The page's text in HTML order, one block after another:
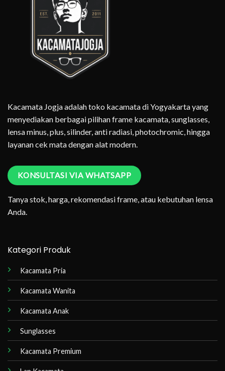
Kacamata Jogja adalah toko kacamata di Yogyakarta yang
menyediakan berbagai pilihan frame kacamata, sunglasses,
lensa minus, plus, silinder, anti radiasi, photochromic, hingga
layanan cek mata dengan alat modern.
KONSULTASI VIA WHATSAPP
Tanya stok, harga, rekomendasi frame, atau kebutuhan lensa
Anda.
Kategori Produk
Kacamata Pria
Kacamata Wanita
Kacamata Anak
Sunglasses
Kacamata Premium